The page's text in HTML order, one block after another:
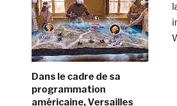
Dans le cadre de sa
programmation
américaine, Versailles